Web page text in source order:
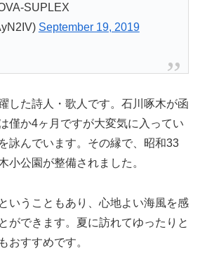
SUPLEX
September 19, 2019
した詩人・歌人です。石川啄木が函
僅か4ヶ月ですが大変気に入ってい
詠んでいます。その縁で、昭和33
小公園が整備されました。
いうこともあり、心地よい海風を感
ができます。夏に訪れてゆったりと
おすすめです。